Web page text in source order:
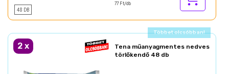
48 DB
77 Ft/db
Ajándék akció!
2 x
Tena műanyagmentes nedves
törlőkendő 48 db